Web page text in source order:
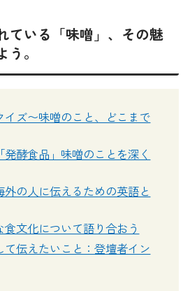
ている「味噌」、その魅
。
イズ〜味噌のこと、どこまで
酵食品」味噌のことを深く
外の人に伝えるための英語と
食文化について語り合おう
て伝えたいこと：登壇者イン